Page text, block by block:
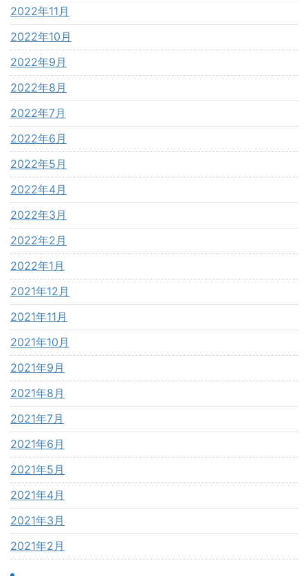
2022年11月
2022年10月
2022年9月
2022年8月
2022年7月
2022年6月
2022年5月
2022年4月
2022年3月
2022年2月
2022年1月
2021年12月
2021年11月
2021年10月
2021年9月
2021年8月
2021年7月
2021年6月
2021年5月
2021年4月
2021年3月
2021年2月